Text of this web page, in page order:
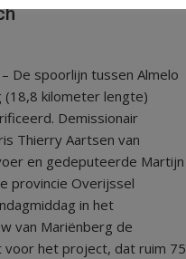
– De spoorlijn tussen Almelo
(18,8 kilometer lengte)
Demissionair
Thierry Aartsen van
en gedeputeerde Martijn
provincie Overijssel
in het
van Mariënberg de
voor het project, dat ruim 75